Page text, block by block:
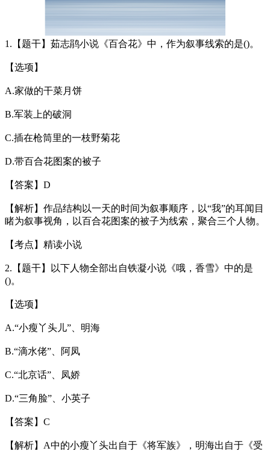
1.【题干】茹志鹃小说《百合花》中，作为叙事线索的是()。
【选项】
A.家做的干菜月饼
B.军装上的破洞
C.插在枪筒里的一枝野菊花
D.带百合花图案的被子
【答案】D
【解析】作品结构以一天的时间为叙事顺序，以“我”的耳闻目
睹为叙事视角，以百合花图案的被子为线索，聚合三个人物。
【考点】精读小说
2.【题干】以下人物全部出自铁凝小说《哦，香雪》中的是
()。
【选项】
A.“小瘦丫头儿”、明海
B.“滴水佬”、阿凤
C.“北京话”、凤娇
D.“三角脸”、小英子
【答案】C
【解析】A中的小瘦丫头出自于《将军族》，明海出自于《受